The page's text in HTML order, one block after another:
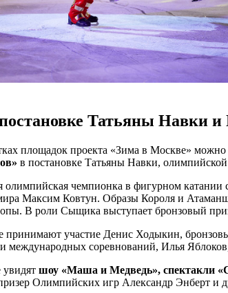
Татьяны Навки
площадок проекта «Зима в Москве»
в постановке Татьяны Навки,
олимпийская чемпионка в фигурном
Максим Ковтун. Образы Короля и
В роли Сыщика выступает бронзовый
принимают участие Денис Ходыкин,
международных соревнований, Илья
увидят шоу «Маша и Медведь», спектакли
Олимпийских игр Александр Энберт и